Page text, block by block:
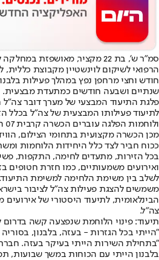
סמ"ר ש', בת 22 מקציר, מאושפזת
הרפואי לשיקום לוינשטיין מקבוצת כללית,
חודש וחצי מרחפן נפץ במהלך פעילות
שנתיים ושבעה חודשים כמתעדת מבצעית.
פלגת התיעוד המבצעי של מערך דובר
לתיעוד פעילותו המבצעית של צה"ל בכלל
מכן הכשרה מקצועית בתחומי הצילום,
ככוח חביר לצד כלל היחידות הלוחמות
בכל הזירות, מתעדים לחימה, התקפות,
ואירועים משמעותיים, כמו חזרת חטופים
לשלב בין משימת הלחימה למשימת
משמשים להצגת פעילות צה"ל לציבור
הבינלאומית, לתיעוד היסטורי של
צה"ל.
תיעוד: פינוי הלוחמת שנפצעה קשה בדרום
"הייתי בכל הגזרות - בעזה, בלבנון,
"בתחילת השירות הייתי בעיקר בעזה.
בלבנון הייתי עם הכוחות במשך שבועות,